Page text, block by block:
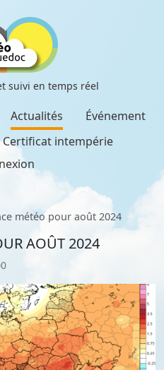
suivi en temps réel
Actualités
Événement
Certificat intempérie
météo pour août 2024
AOÛT 2024